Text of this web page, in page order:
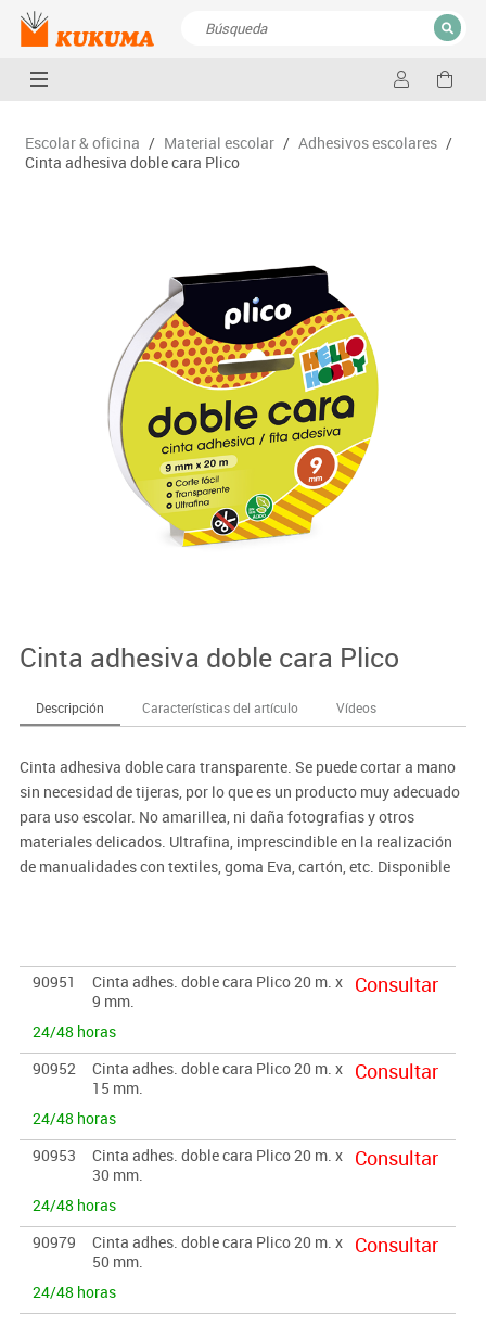
CERRAR
Escolar & oficina / Material escolar / Adhesivos escolares /
Cinta adhesiva doble cara Plico
Cinta adhesiva doble cara Plico
Descripción Características del artículo Vídeos
Cinta adhesiva doble cara transparente. Se puede cortar a mano
sin necesidad de tijeras, por lo que es un producto muy adecuado
para uso escolar. No amarillea, ni daña fotografias y otros
materiales delicados. Ultrafina, imprescindible en la realización
de manualidades con textiles, goma Eva, cartón, etc. Disponible
90951
Cinta adhes. doble cara Plico 20 m. x
9 mm.
24/48 horas
Consultar
90952
Cinta adhes. doble cara Plico 20 m. x
15 mm.
24/48 horas
Consultar
90953
Cinta adhes. doble cara Plico 20 m. x
30 mm.
24/48 horas
Consultar
90979
Cinta adhes. doble cara Plico 20 m. x
50 mm.
24/48 horas
Consultar